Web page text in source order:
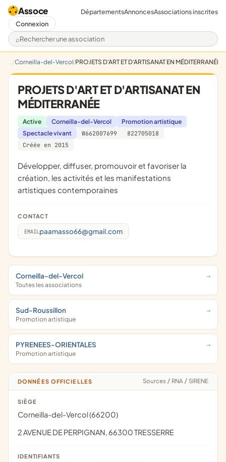
Assoce
Rechercher une association
DépartementsAnnoncesAssociations inscrites
Connexion
Corneilla-del-VercolPROJETS D'ART ET D'ARTISANAT EN MÉDITERRANÉE
PROJETS D'ART ET D'ARTISANAT EN
MÉDITERRANÉE
Active Corneilla-del-Vercol
Promotion artistique
Spectacle vivant
W662007699
822705018
Créée en 2015
développer, diffuser, promouvoir et favoriser la
création, les activités et les manifestations
artistiques contemporaines
CONTACT
EMAIL paamasso66@gmail.com
Corneilla-del-Vercol
Toutes les associations
Sud-Roussillon
Promotion artistique
PYRENEES-ORIENTALES
Promotion artistique
DONNÉES OFFICIELLES Sources / RNA / SIRENE
SIÈGE
Corneilla-del-Vercol (66200)
2 AVENUE DE PERPIGNAN, 66300 TRESSERRE
IDENTIFIANTS